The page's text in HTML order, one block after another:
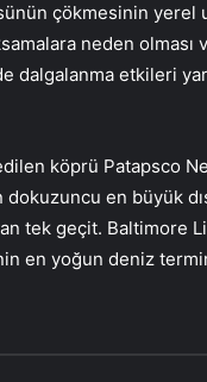
çökmesinin yerel
neden olması
dalgalanma etkileri
köprü Patapsco
dokuzuncu en büyük
tek geçit. Baltimore
en yoğun deniz